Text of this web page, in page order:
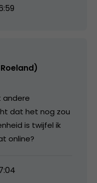
andere
dat het nog zou
is twijfel ik
online?